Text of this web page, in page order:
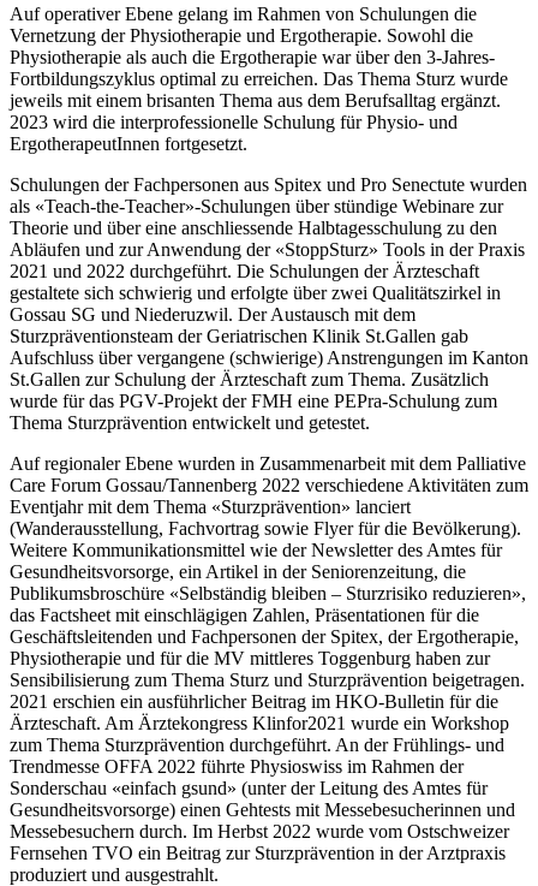
Auf operativer Ebene gelang im Rahmen von Schulungen die
Vernetzung der Physiotherapie und Ergotherapie. Sowohl die
Physiotherapie als auch die Ergotherapie war über den 3-Jahres-
Fortbildungszyklus optimal zu erreichen. Das Thema Sturz wurde
jeweils mit einem brisanten Thema aus dem Berufsalltag ergänzt.
2023 wird die interprofessionelle Schulung für Physio- und
ErgotherapeutInnen fortgesetzt.
Schulungen der Fachpersonen aus Spitex und Pro Senectute wurden
als «Teach-the-Teacher»-Schulungen über stündige Webinare zur
Theorie und über eine anschliessende Halbtagesschulung zu den
Abläufen und zur Anwendung der «StoppSturz» Tools in der Praxis
2021 und 2022 durchgeführt. Die Schulungen der Ärzteschaft
gestaltete sich schwierig und erfolgte über zwei Qualitätszirkel in
Gossau SG und Niederuzwil. Der Austausch mit dem
Sturzpräventionsteam der Geriatrischen Klinik St.Gallen gab
Aufschluss über vergangene (schwierige) Anstrengungen im Kanton
St.Gallen zur Schulung der Ärzteschaft zum Thema. Zusätzlich
wurde für das PGV-Projekt der FMH eine PEPra-Schulung zum
Thema Sturzprävention entwickelt und getestet.
Auf regionaler Ebene wurden in Zusammenarbeit mit dem Palliative
Care Forum Gossau/Tannenberg 2022 verschiedene Aktivitäten zum
Eventjahr mit dem Thema «Sturzprävention» lanciert
(Wanderausstellung, Fachvortrag sowie Flyer für die Bevölkerung).
Weitere Kommunikationsmittel wie der Newsletter des Amtes für
Gesundheitsvorsorge, ein Artikel in der Seniorenzeitung, die
Publikumsbroschüre «Selbständig bleiben – Sturzrisiko reduzieren»,
das Factsheet mit einschlägigen Zahlen, Präsentationen für die
Geschäftsleitenden und Fachpersonen der Spitex, der Ergotherapie,
Physiotherapie und für die MV mittleres Toggenburg haben zur
Sensibilisierung zum Thema Sturz und Sturzprävention beigetragen.
2021 erschien ein ausführlicher Beitrag im HKO-Bulletin für die
Ärzteschaft. Am Ärztekongress Klinfor2021 wurde ein Workshop
zum Thema Sturzprävention durchgeführt. An der Frühlings- und
Trendmesse OFFA 2022 führte Physioswiss im Rahmen der
Sonderschau «einfach gsund» (unter der Leitung des Amtes für
Gesundheitsvorsorge) einen Gehtests mit Messebesucherinnen und
Messebesuchern durch. Im Herbst 2022 wurde vom Ostschweizer
Fernsehen TVO ein Beitrag zur Sturzprävention in der Arztpraxis
produziert und ausgestrahlt.